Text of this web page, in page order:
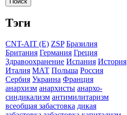
Тэги
CNT-AIT (E) ZSP Бразилия
Британия Германия Греция
Здравоохранение Испания История
Италия МАТ Польша Россия
Сербия Украина Франция
анархизм анархисты анархо-
синдикализм антимилитаризм
всеобщая забастовка дикая